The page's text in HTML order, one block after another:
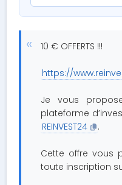
10 € OFFERTS !!!
https://
Je vous
plateforme
REINVEST24
.
Cette offre vous
toute inscription